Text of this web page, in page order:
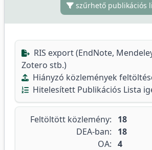
szűrhető publikációs
RIS export (EndNote,
Zotero stb.)
Hiányzó közlemények
Hitelesített Publikációs Lista
Feltöltött közlemény:
18
DEA-ban:
18
OA: 4